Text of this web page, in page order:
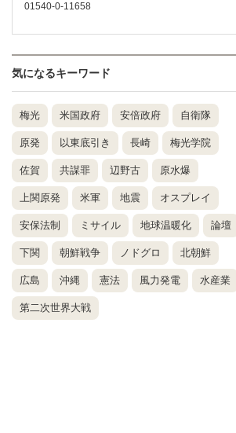
01540-0-11658
気になるキーワード
梅光 米国政府 安倍政府 自衛隊
原発 以東底引き 長崎 梅光学院
佐賀 共謀罪 辺野古 原水爆
上関原発 米軍 地震 オスプレイ
安保法制 ミサイル 地球温暖化 論壇
下関 朝鮮戦争 ノドグロ 北朝鮮
広島 沖縄 憲法 風力発電 水産業
第二次世界大戦